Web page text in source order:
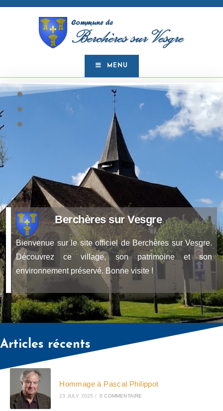
MENU
Berchères sur Vesgre
Bienvenue sur le site officiel de Berchères sur Vesgre.
Découvrez ce village, son patrimoine et son
environnement préservé. Bonne visite !
Articles récents
Hommage à Pascal Philippot
23 JULY 2025 / 0 COMMENTAIRE